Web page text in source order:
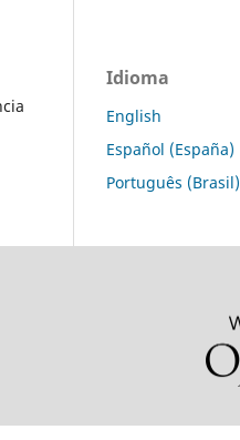
Idioma
English
Español (España)
Português (Brasil)